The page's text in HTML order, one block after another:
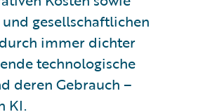
gesellschaftlichen
immer dichter
technologische
deren Gebrauch –
KI.